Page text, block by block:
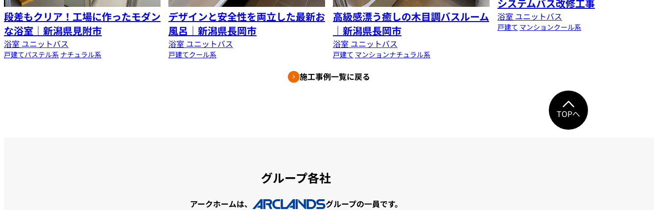
段差もクリア！工場に作ったモダン
な浴室｜新潟県見附市
浴室 ユニットバス
戸建てパステル系 ナチュラル系
デザインと安全性を両立した最新お
風呂｜新潟県長岡市
浴室 ユニットバス
戸建てクール系
高級感漂う癒しの木目調バスルーム
｜新潟県長岡市
浴室 ユニットバス
戸建て マンションナチュラル系
システムバス改修工事
浴室 ユニットバス
戸建て マンションクール系
施工事例一覧に戻る
TOPへ
グループ各社
アークホームは、 グループの一員です。